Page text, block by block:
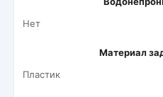
Нет
Материал
Пластик